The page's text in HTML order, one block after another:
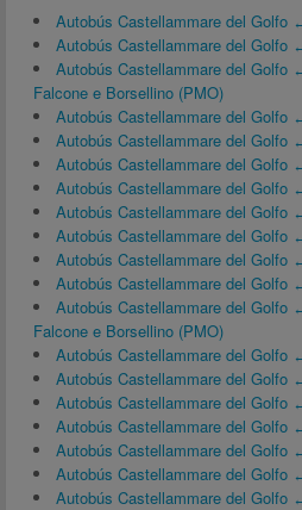
Autobús Castellammare del Golfo
Autobús Castellammare del Golfo
Autobús Castellammare del Golfo
Falcone e Borsellino (PMO)
Autobús Castellammare del Golfo
Autobús Castellammare del Golfo
Autobús Castellammare del Golfo
Autobús Castellammare del Golfo
Autobús Castellammare del Golfo
Autobús Castellammare del Golfo
Autobús Castellammare del Golfo
Autobús Castellammare del Golfo
Autobús Castellammare del Golfo
Falcone e Borsellino (PMO)
Autobús Castellammare del Golfo
Autobús Castellammare del Golfo
Autobús Castellammare del Golfo
Autobús Castellammare del Golfo
Autobús Castellammare del Golfo
Autobús Castellammare del Golfo
Autobús Castellammare del Golfo